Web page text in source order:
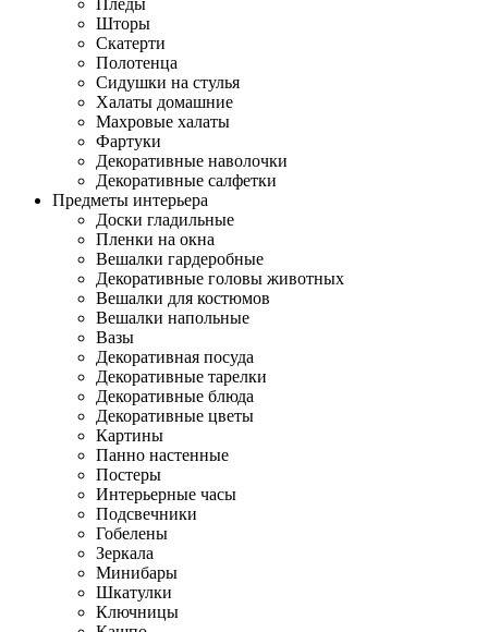
Пледы
Шторы
Скатерти
Полотенца
Сидушки на стулья
Халаты домашние
Махровые халаты
Фартуки
Декоративные наволочки
Декоративные салфетки
Предметы интерьера
Доски гладильные
Пленки на окна
Вешалки гардеробные
Декоративные головы животных
Вешалки для костюмов
Вешалки напольные
Вазы
Декоративная посуда
Декоративные тарелки
Декоративные блюда
Декоративные цветы
Картины
Панно настенные
Постеры
Интерьерные часы
Подсвечники
Гобелены
Зеркала
Минибары
Шкатулки
Ключницы